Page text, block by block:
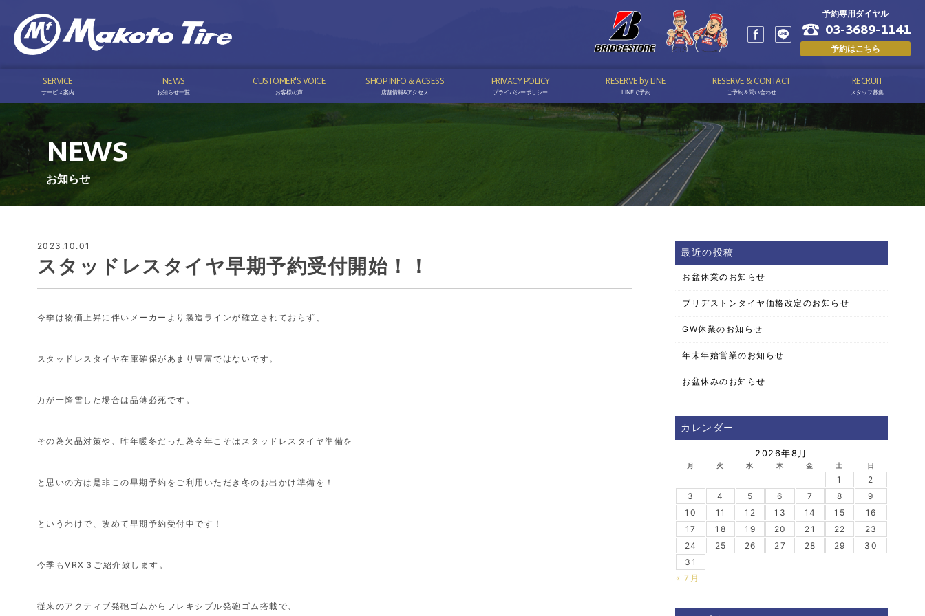
予約専用ダイヤル
03-3689-1141
予約はこちら
SERVICE
サービス案内
NEWS
お知らせ一覧
CUSTOMER'S VOICE
お客様の声
SHOP INFO & ACSESS
店舗情報&アクセス
PRIVACY POLICY
プライバシーポリシー
RESERVE by LINE
LINEで予約
RESERVE & CONTACT
ご予約＆問い合わせ
RECRUIT
スタッフ募集
NEWS
お知らせ
2023.10.01
スタッドレスタイヤ早期予約受付開始！！
今季は物価上昇に伴いメーカーより製造ラインが確立されておらず、
スタッドレスタイヤ在庫確保があまり豊富ではないです。
万が一降雪した場合は品薄必死です。
その為欠品対策や、昨年暖冬だった為今年こそはスタッドレスタイヤ準備を
と思いの方は是非この早期予約をご利用いただき冬のお出かけ準備を！
というわけで、改めて早期予約受付中です！
今季もVRX３ご紹介致します。
従来のアクティブ発砲ゴムからフレキシブル発砲ゴム搭載で、
最近の投稿
お盆休業のお知らせ
ブリヂストンタイヤ価格改定のお知らせ
GW休業のお知らせ
年末年始営業のお知らせ
お盆休みのお知らせ
カレンダー
2026年8月
月 火 水 木 金 土 日
« 7月
1
2
3
4 5 6 7 8
9
10
11 12 13 14 15
16
17
18 19 20 21 22
23
24
25 26 27 28 29
30
31